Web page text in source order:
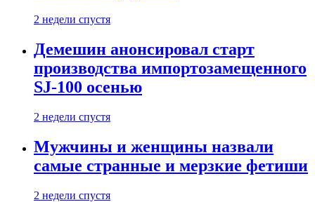
2 недели спустя
Демешин анонсировал старт
производства импортозамещенного
SJ-100 осенью
2 недели спустя
Мужчины и женщины назвали
самые странные и мерзкие фетиши
2 недели спустя